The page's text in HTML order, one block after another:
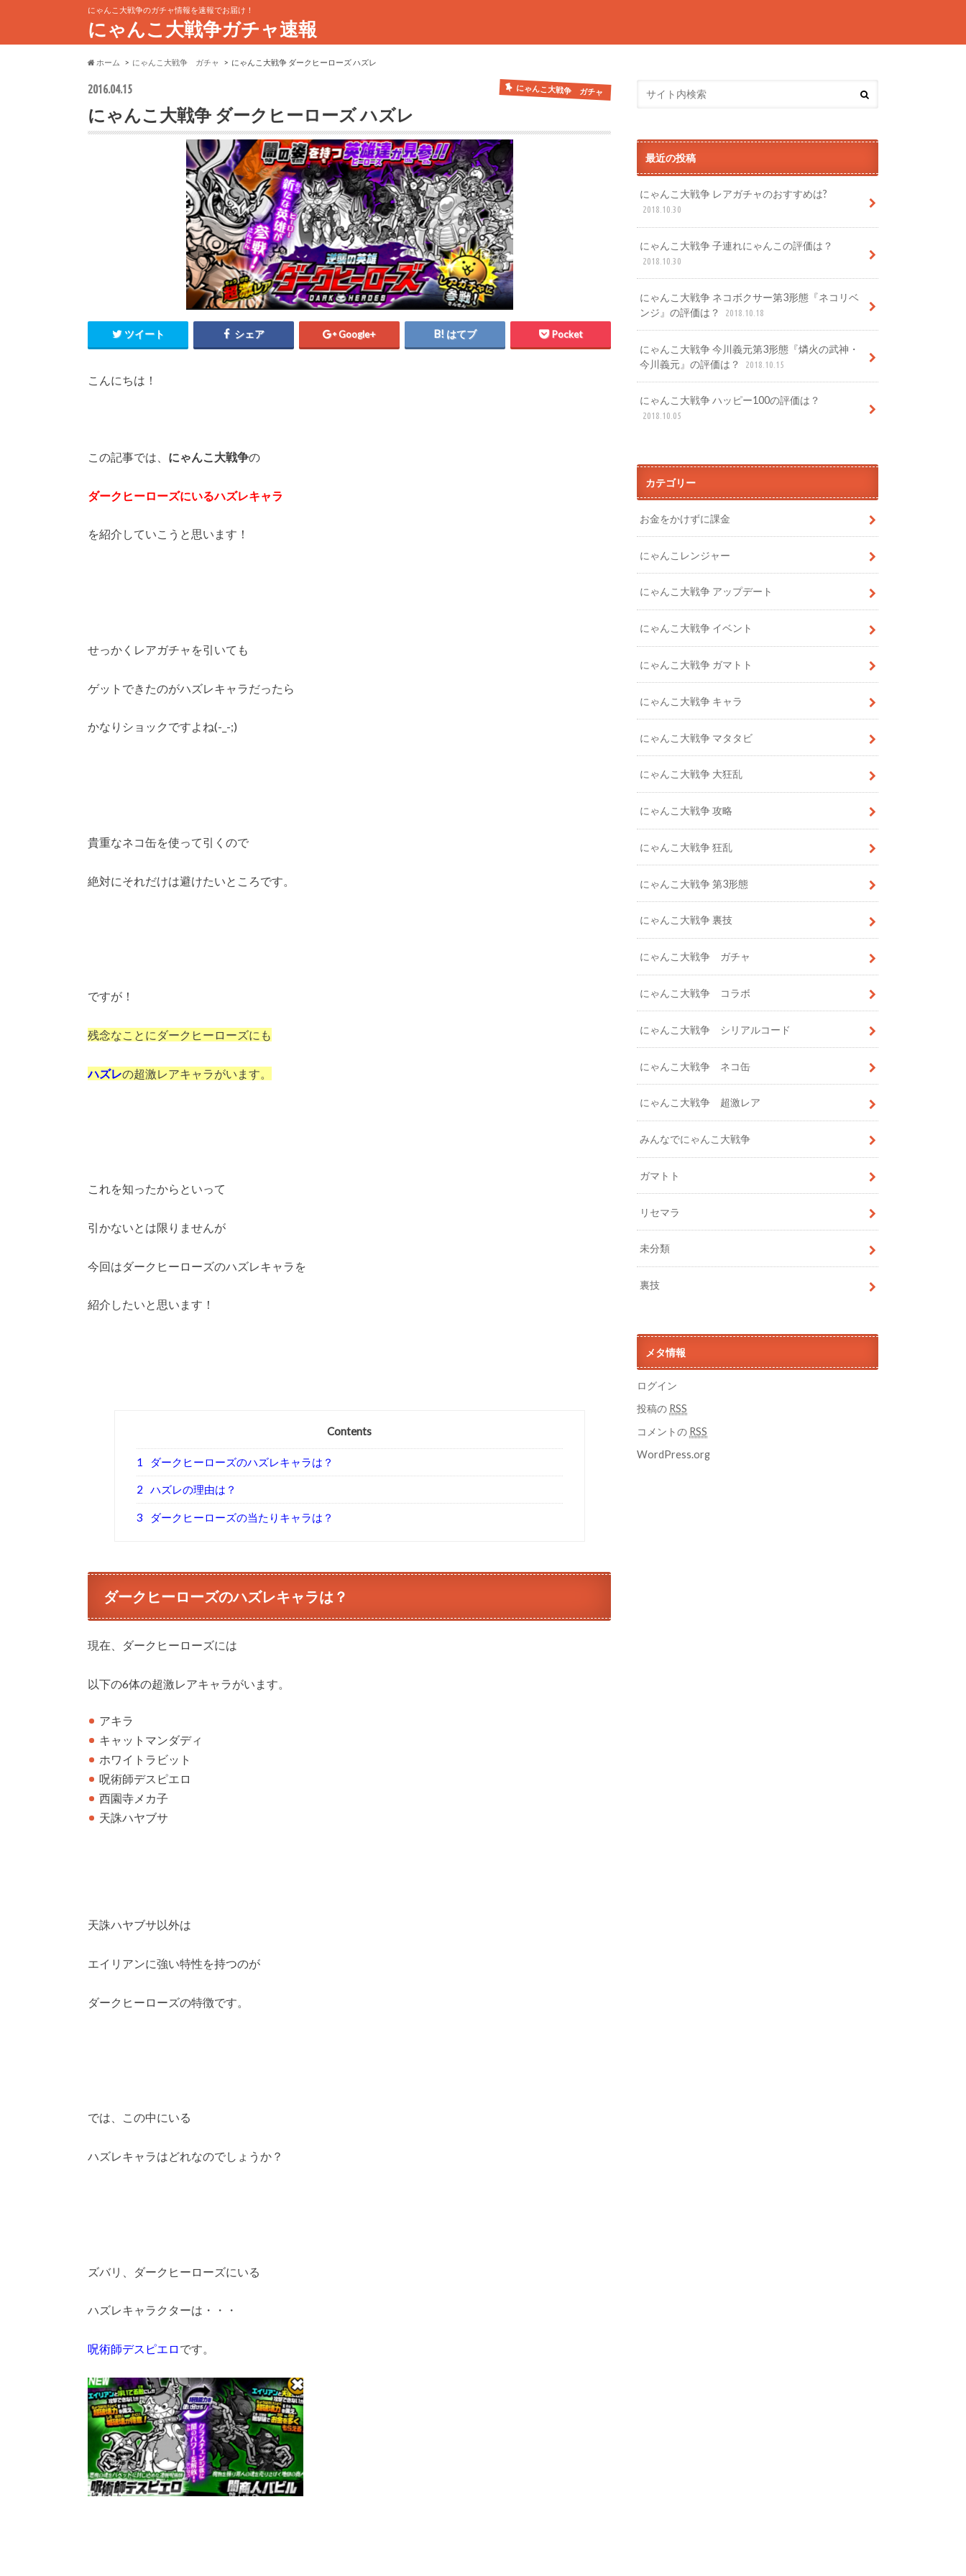
にゃんこ大戦争のガチャ情報を速報でお届け！
にゃんこ大戦争ガチャ速報
ホーム にゃんこ大戦争 ガチャ にゃんこ大戦争 ダークヒーローズ ハズレ
2016.04.15 にゃんこ大戦争 ガチャ
にゃんこ大戦争 ダークヒーローズ ハズレ
ツイート シェア Google+ はてブ Pocket
こんにちは！
この記事では、 にゃんこ大戦争の
ダークヒーローズにいるハズレキャラ
を紹介していこうと思います！
せっかくレアガチャを引いても
ゲットできたのがハズレキャラだったら
かなりショックですよね(-_-;)
貴重なネコ缶を使って引くので
絶対にそれだけは避けたいところです。
ですが！
残念なことにダークヒーローズにも
ハズレの超激レアキャラがいます。
これを知ったからといって
引かないとは限りませんが
今回はダークヒーローズのハズレキャラを
紹介したいと思います！
Contents
1 ダークヒーローズのハズレキャラは？
2 ハズレの理由は？
3 ダークヒーローズの当たりキャラは？
ダークヒーローズのハズレキャラは？
現在、ダークヒーローズには
以下の6体の超激レアキャラがいます。
アキラ
キャットマンダディ
ホワイトラビット
呪術師デスピエロ
西園寺メカ子
天誅ハヤブサ
天誅ハヤブサ以外は
エイリアンに強い特性を持つのが
ダークヒーローズの特徴です。
では、この中にいる
ハズレキャラはどれなのでしょうか？
ズバリ、ダークヒーローズにいる
ハズレキャラクターは・・・
呪術師デスピエロ です。
最近の投稿
にゃんこ大戦争 レアガチャのおすすめは?
2018.10.30
にゃんこ大戦争 子連れにゃんこの評価は？
2018.10.30
にゃんこ大戦争 ネコボクサー第3形態『ネコリベ
ンジ』の評価は？
2018.10.18
にゃんこ大戦争 今川義元第3形態『燐火の武神・
今川義元』の評価は？
2018.10.15
にゃんこ大戦争 ハッピー100の評価は？
2018.10.05
カテゴリー
お金をかけずに課金
にゃんこレンジャー
にゃんこ大戦争 アップデート
にゃんこ大戦争 イベント
にゃんこ大戦争 ガマトト
にゃんこ大戦争 キャラ
にゃんこ大戦争 マタタビ
にゃんこ大戦争 大狂乱
にゃんこ大戦争 攻略
にゃんこ大戦争 狂乱
にゃんこ大戦争 第3形態
にゃんこ大戦争 裏技
にゃんこ大戦争 ガチャ
にゃんこ大戦争 コラボ
にゃんこ大戦争 シリアルコード
にゃんこ大戦争 ネコ缶
にゃんこ大戦争 超激レア
みんなでにゃんこ大戦争
ガマトト
リセマラ
未分類
裏技
メタ情報
ログイン
投稿の RSS
コメントの RSS
WordPress.org